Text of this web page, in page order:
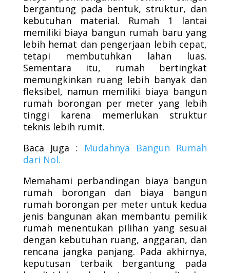
bergantung pada bentuk, struktur, dan
kebutuhan material. Rumah 1 lantai
memiliki biaya bangun rumah baru yang
lebih hemat dan pengerjaan lebih cepat,
tetapi membutuhkan lahan luas.
Sementara itu, rumah bertingkat
memungkinkan ruang lebih banyak dan
fleksibel, namun memiliki biaya bangun
rumah borongan per meter yang lebih
tinggi karena memerlukan struktur
teknis lebih rumit.
Baca Juga : Mudahnya Bangun
Rumah
dari Nol.
Memahami perbandingan biaya bangun
rumah borongan dan biaya bangun
rumah borongan per meter untuk kedua
jenis bangunan akan membantu pemilik
rumah menentukan pilihan yang sesuai
dengan kebutuhan ruang, anggaran, dan
rencana jangka panjang. Pada akhirnya,
keputusan terbaik bergantung pada